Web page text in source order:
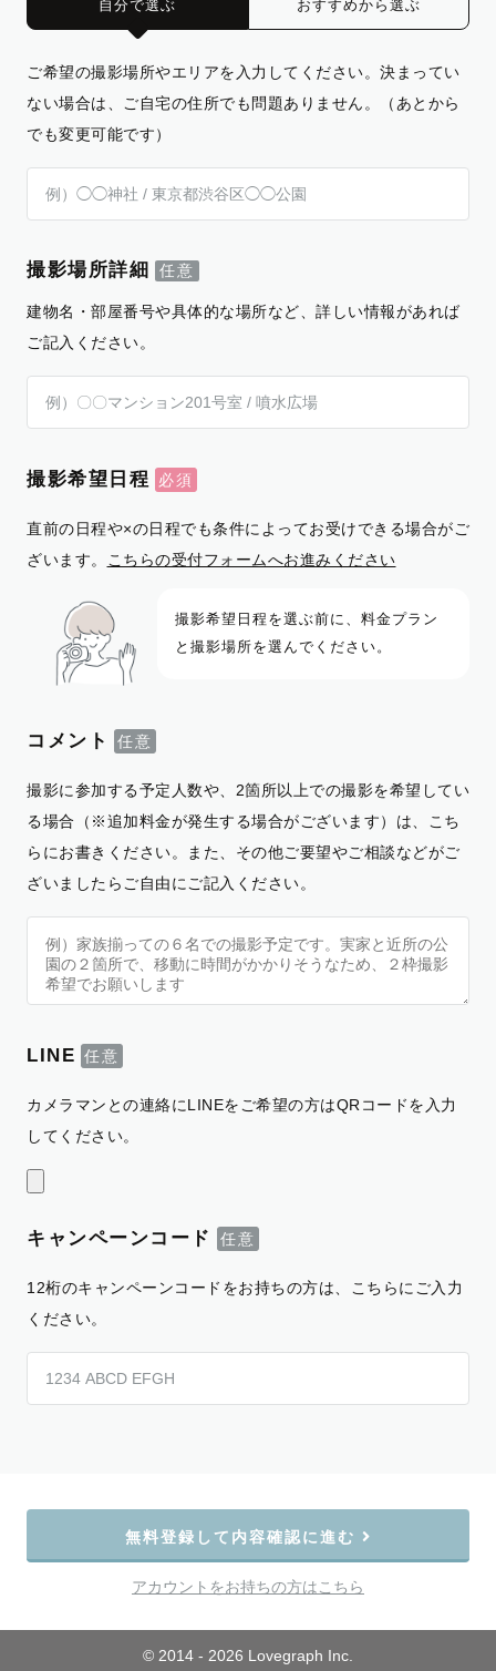
自分で選ぶ おすすめから選ぶ
ご希望の撮影場所やエリアを入力してください。決まってい
ない場合は、ご自宅の住所でも問題ありません。（あとから
でも変更可能です）
撮影場所詳細
建物名・部屋番号や具体的な場所など、詳しい情報があれば
ご記入ください。
撮影希望日程
直前の日程や×の日程でも条件によってお受けできる場合がご
ざいます。
こちらの受付フォームへお進みください
撮影希望日程を選ぶ前に、料金プラン
と撮影場所を選んでください。
コメント
撮影に参加する予定人数や、2箇所以上での撮影を希望してい
る場合（※追加料金が発生する場合がございます）は、こち
らにお書きください。また、その他ご要望やご相談などがご
ざいましたらご自由にご記入ください。
LINE
カメラマンとの連絡にLINEをご希望の方はQRコードを入力
してください。
キャンペーンコード
12桁のキャンペーンコードをお持ちの方は、こちらにご入力
ください。
無料登録して内容確認に進む
アカウントをお持ちの方はこちら
© 2014 - 2026 Lovegraph Inc.